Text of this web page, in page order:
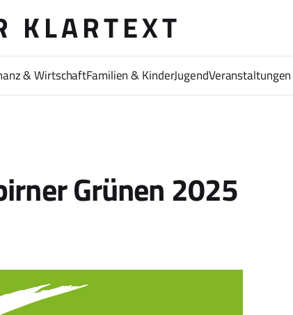
KLARTEXT
& WirtschaftFamilien & KinderJugendVeranstaltungen
Grünen 2025